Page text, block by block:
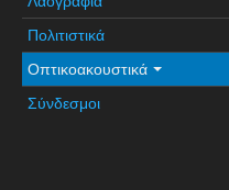
Πετρόκτιστα Σπίτια - Εκκλησίες
Πανοραμικές φωτογραφίες
Σύνδεσμοι
Πολιτιστικά
Οπτικοακουστικά
Σύνδεσμοι